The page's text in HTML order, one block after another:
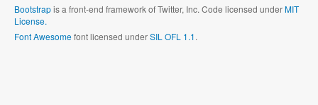
Bootstrapis a front-end framework of Twitter, Inc. Code licensed underMIT
License.
Font Awesomefont licensed underSIL OFL 1.1.